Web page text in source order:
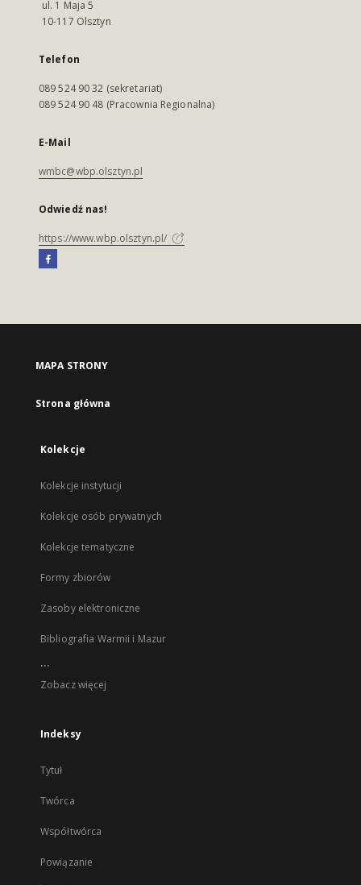
ul. 1 Maja 5
10-117 Olsztyn
Telefon
089 524 90 32 (sekretariat)
089 524 90 48 (Pracownia Regionalna)
E-Mail
wmbc@wbp.olsztyn.pl
Odwiedź nas!
https://www.wbp.olsztyn.pl/
MAPA STRONY
Strona główna
Kolekcje
Kolekcje instytucji
Kolekcje osób prywatnych
Kolekcje tematyczne
Formy zbiorów
Zasoby elektroniczne
Bibliografia Warmii i Mazur
...
Zobacz więcej
Indeksy
Tytuł
Twórca
Współtwórca
Powiązanie